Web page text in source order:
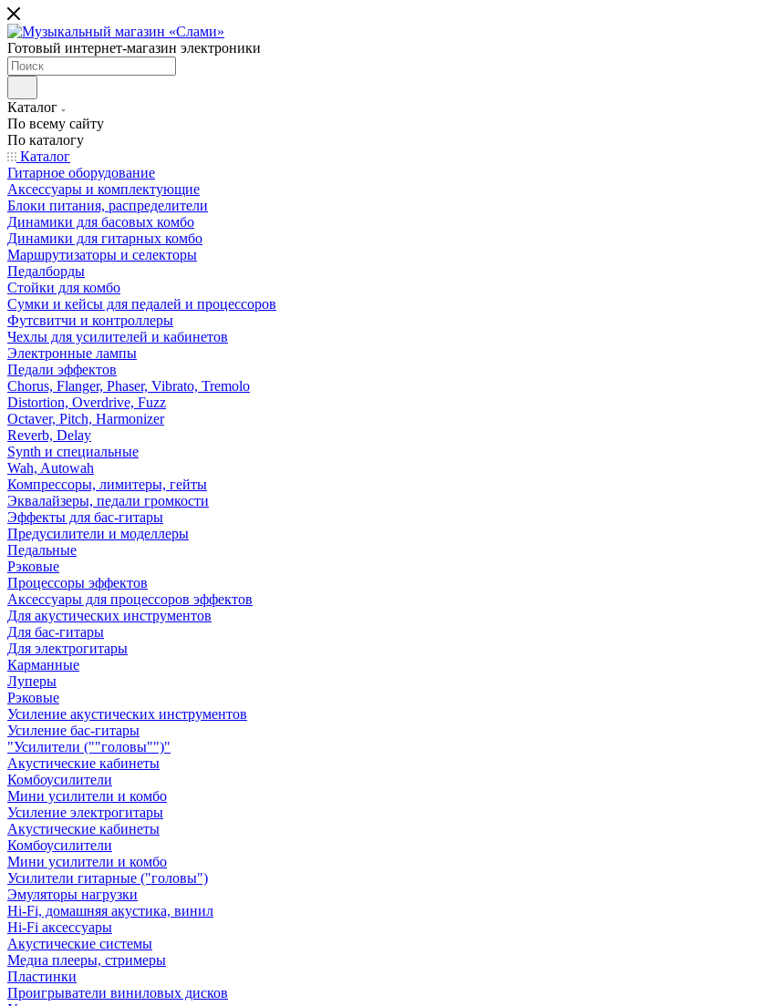
Готовый интернет-магазин электроники
Каталог
По всему сайту
По каталогу
Каталог
Гитарное оборудование
Аксессуары и комплектующие
Блоки питания, распределители
Динамики для басовых комбо
Динамики для гитарных комбо
Маршрутизаторы и селекторы
Педалборды
Стойки для комбо
Сумки и кейсы для педалей и процессоров
Футсвитчи и контроллеры
Чехлы для усилителей и кабинетов
Электронные лампы
Педали эффектов
Chorus, Flanger, Phaser, Vibrato, Tremolo
Distortion, Overdrive, Fuzz
Octaver, Pitch, Harmonizer
Reverb, Delay
Synth и специальные
Wah, Autowah
Компрессоры, лимитеры, гейты
Эквалайзеры, педали громкости
Эффекты для бас-гитары
Предусилители и моделлеры
Педальные
Рэковые
Процессоры эффектов
Аксессуары для процессоров эффектов
Для акустических инструментов
Для бас-гитары
Для электрогитары
Карманные
Луперы
Рэковые
Усиление акустических инструментов
Усиление бас-гитары
"Усилители (""головы"")"
Акустические кабинеты
Комбоусилители
Мини усилители и комбо
Усиление электрогитары
Акустические кабинеты
Комбоусилители
Мини усилители и комбо
Усилители гитарные ("головы")
Эмуляторы нагрузки
Hi-Fi, домашняя акустика, винил
Hi-Fi аксессуары
Акустические системы
Медиа плееры, стримеры
Пластинки
Проигрыватели виниловых дисков